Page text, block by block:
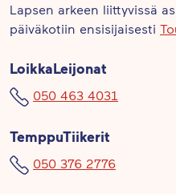
Lapsen arkeen liittyvissä
päiväkotiin ensisijaisesti
LoikkaLeijonat
050 463 4031
TemppuTiikerit
050 376 2776